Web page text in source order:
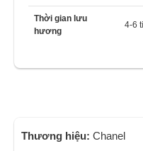
Thời gian lưu
hương
4-6
Thương hiệu: Chanel